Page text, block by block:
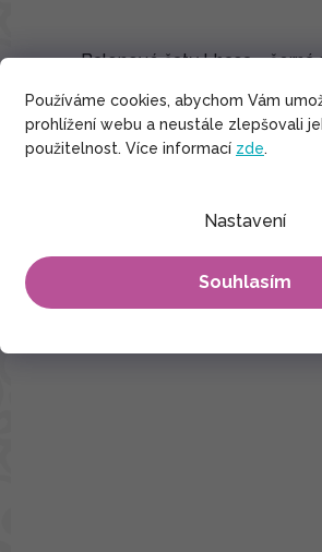
Používáme cookies, abychom Vám
prohlížení webu a neustále zlepšovali
použitelnost. Více informací zde.
Nastavení
Souhlasím
Balonové šaty Lhasa - černá
1 190 Kč
M XL